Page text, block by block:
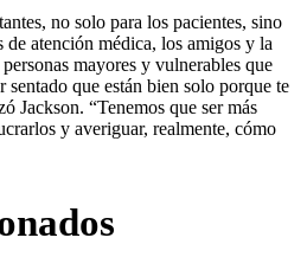
no solo para los pacientes, sino
de atención médica, los amigos y la
mayores y vulnerables que
que están bien solo porque te
Jackson. “Tenemos que ser más
y averiguar, realmente, cómo